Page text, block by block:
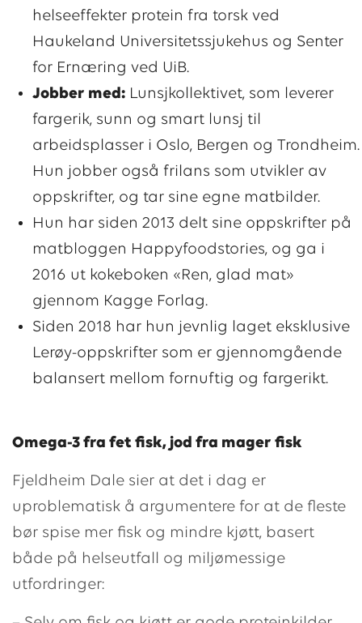
helseeffekter protein fra torsk ved
Haukeland Universitetssjukehus og Senter
for Ernæring ved UiB.
Jobber med: Lunsjkollektivet, som leverer
fargerik, sunn og smart lunsj til
arbeidsplasser i Oslo, Bergen og Trondheim.
Hun jobber også frilans som utvikler av
oppskrifter, og tar sine egne matbilder.
Hun har siden 2013 delt sine oppskrifter på
matbloggen Happyfoodstories, og ga i
2016 ut kokeboken «Ren, glad mat»
gjennom Kagge Forlag.
Siden 2018 har hun jevnlig laget eksklusive
Lerøy-oppskrifter som er gjennomgående
balansert mellom fornuftig og fargerikt.
Omega-3 fra fet fisk, jod fra mager fisk
Fjeldheim Dale sier at det i dag er
uproblematisk å argumentere for at de fleste
bør spise mer fisk og mindre kjøtt, basert
både på helseutfall og miljømessige
utfordringer: